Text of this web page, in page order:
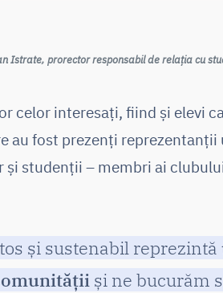
Istrate, prorector responsabil de relația cu
celor interesați, fiind și elevi
au fost prezenți
și studenții – membri ai
și sustenabil reprezintă
și ne bucurăm